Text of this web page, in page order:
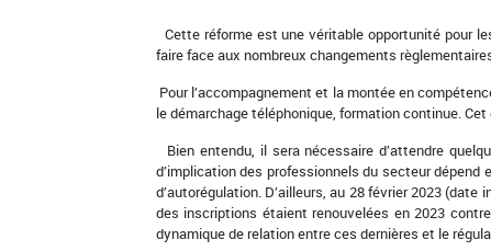
Cette réforme est une véritable opportunité pour
faire face aux nombreux changements
Pour l’accompagnement et la montée en
le démarchage téléphonique, formation continue.
Bien entendu, il sera nécessaire d’attendre
d’implication des professionnels du secteur
d’autorégulation. D’ailleurs, au 28 février 2023
des inscriptions étaient renouvelées en 2023
dynamique de relation entre ces dernières et le